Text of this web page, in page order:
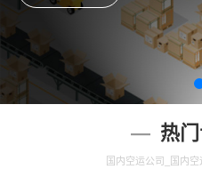
热
国内空运公司_国内